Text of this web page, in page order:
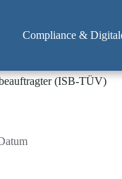
Compliance &
(ISB-TÜV)